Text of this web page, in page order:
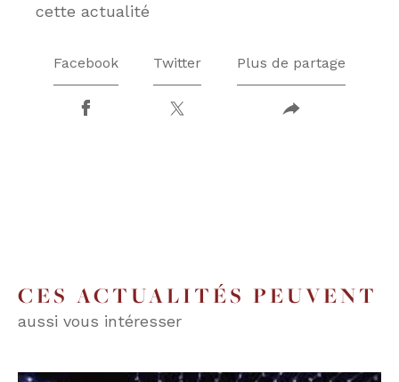
cette actualité
Facebook Twitter Plus de partage
CES ACTUALITÉS PEUVENT
aussi vous intéresser